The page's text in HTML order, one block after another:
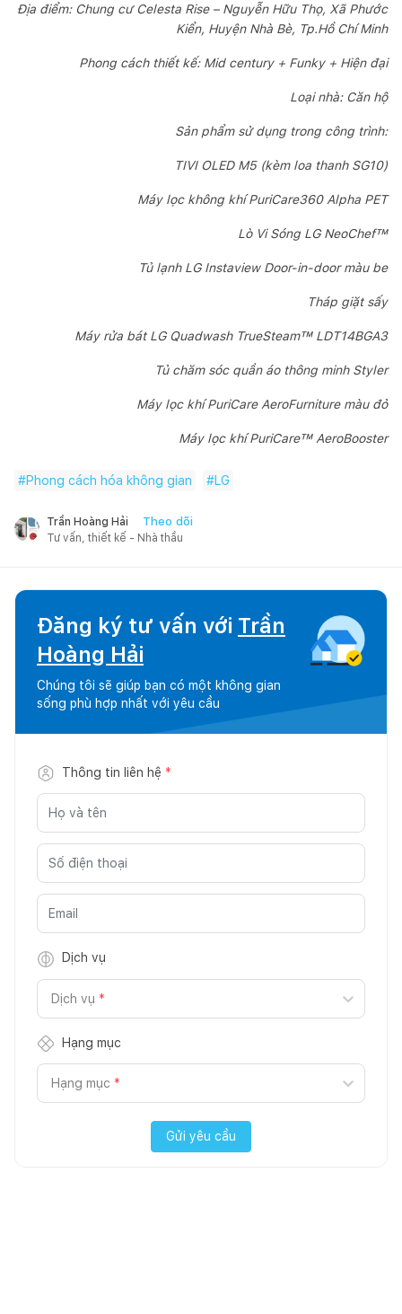
Địa điểm: Chung cư Celesta Rise – Nguyễn Hữu Thọ, Xã Phước
Kiển, Huyện Nhà Bè, Tp.Hồ Chí Minh
Phong cách thiết kế: Mid century + Funky + Hiện đại
Loại nhà: Căn hộ
Sản phẩm sử dụng trong công trình:
TIVI OLED M5 (kèm loa thanh SG10)
Máy lọc không khí PuriCare360 Alpha PET
Lò Vi Sóng LG NeoChef™
Tủ lạnh LG Instaview Door-in-door màu be
Tháp giặt sấy
Máy rửa bát LG Quadwash TrueSteam™ LDT14BGA3
Tủ chăm sóc quần áo thông minh Styler
Máy lọc khí PuriCare AeroFurniture màu đỏ
Máy lọc khí PuriCare™ AeroBooster
#Phong cách hóa không gian #LG
Trần Hoàng Hải Theo dõi
Tư vấn, thiết kế - Nhà thầu
Đăng ký tư vấn với Trần
Hoàng Hải
Chúng tôi sẽ giúp bạn có một không gian
sống phù hợp nhất với yêu cầu
Thông tin liên hệ *
Dịch vụ
Dịch vụ *
Hạng mục
Hạng mục *
Gửi yêu cầu